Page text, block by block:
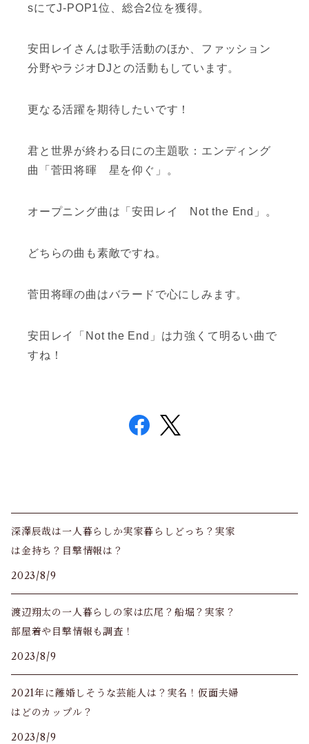
sにてJ-POP1位、総合2位を獲得。
安田レイさんは歌手活動のほか、ファッション
分野やラジオDJとの活動もしています。
更なる活躍を期待したいです！
君と世界が終わる日にの主題歌：エンディング
曲「菅田将暉 星を仰ぐ」。
オープニング曲は「安田レイ Not the End」。
どちらの曲も素敵ですね。
菅田将暉の曲はバラードで心にしみます。
安田レイ「Not the End」は力強くて明るい曲で
すね！
深澤辰哉は一人暮らしか実家暮らしどっち？実家
は金持ち？目撃情報は？
2023/8/9
渡辺翔太の一人暮らしの家は広尾？船堀？実家？
部屋着や目撃情報も調査！
2023/8/9
2021年に離婚しそうな芸能人は？実名！仮面夫婦
はどのカップル？
2023/8/9